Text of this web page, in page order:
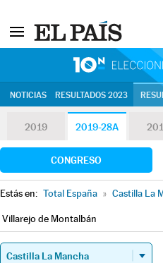
NOTICIAS RESULTADOS 2023
2019 2019-28A
CONGRESO
Estás en: Total España » Castilla La
Villarejo de Montalbán